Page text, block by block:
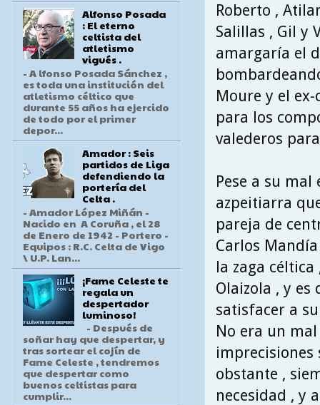
Roberto ,
Salillas , Gil y
amargaría el
Moure y el
para los
valederos
Pese a su
azpeitiarra
pareja de
Carlos
la zaga
Olaizola , y
satisfacer a
No era un
imprecisiones
obstante ,
necesidad , y
Alfonso Posada
: El eterno
celtista del
atletismo
vigués .
- A lfonso Posada Sánchez ,
es toda una institución del
atletismo céltico que
durante 55 años ha ejercido
de todo por el primer
depor...
Amador : Seis
partidos de Liga
defendiendo la
portería del
Celta .
- Amador López Miñán -
Nacido en A Coruña , el 28
de Enero de 1942 - Portero -
Equipos : R.C. Celta de Vigo
\ U.P. Lan...
¡Fame Celeste te
regala un
despertador
luminoso!
- Después de
soñar hay que despertar, y
tras sortear el cojín de
Fame Celeste , tendremos
que despertar como
buenos celtistas para
cumplir...